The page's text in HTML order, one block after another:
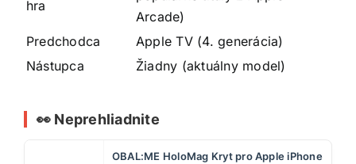
hra
Arcade)
Predchodca
Apple TV (4. generácia)
Nástupca
Žiadny (aktuálny model)
👀 Neprehliadnite
OBAL:ME HoloMag Kryt pro Apple iPhone